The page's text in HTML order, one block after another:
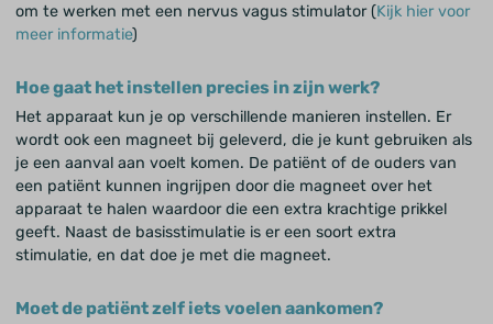
om te werken met een nervus vagus stimulator (Kijk hier voor
meer informatie)
Hoe gaat het instellen precies in zijn werk?
Het apparaat kun je op verschillende manieren instellen. Er
wordt ook een magneet bij geleverd, die je kunt gebruiken als
je een aanval aan voelt komen. De patiënt of de ouders van
een patiënt kunnen ingrijpen door die magneet over het
apparaat te halen waardoor die een extra krachtige prikkel
geeft. Naast de basisstimulatie is er een soort extra
stimulatie, en dat doe je met die magneet.
Moet de patiënt zelf iets voelen aankomen?